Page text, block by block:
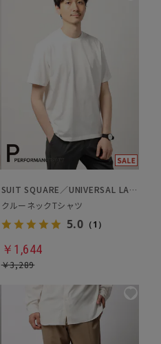
SUIT SQUARE／UNIVERSAL LANGUAGE
クルーネックTシャツ
5.0 （1）
￥1,644
￥3,289